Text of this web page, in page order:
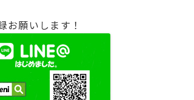
お願いします！